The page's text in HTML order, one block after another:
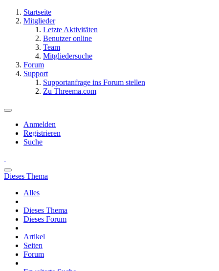
Startseite
Mitglieder
Letzte Aktivitäten
Benutzer online
Team
Mitgliedersuche
Forum
Support
Supportanfrage ins Forum stellen
Zu Threema.com
Anmelden
Registrieren
Suche
Dieses Thema
Alles
Dieses Thema
Dieses Forum
Artikel
Seiten
Forum